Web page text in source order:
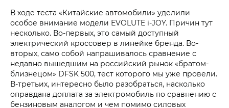
В ходе теста «Китайские автомобили» уделили
особое внимание модели EVOLUTE i‑JOY. Причин тут
несколько. Во-первых, это самый доступный
электрический кроссовер в линейке бренда. Во-
вторых, само собой напрашивалось сравнение с
недавно вышедшим на российский рынок «братом-
близнецом» DFSK 500, тест которого мы уже провели.
В-третьих, интересно было разобраться, насколько
оправдана доплата за электромобиль по сравнению с
бензиновым аналогом и чем помимо силовых